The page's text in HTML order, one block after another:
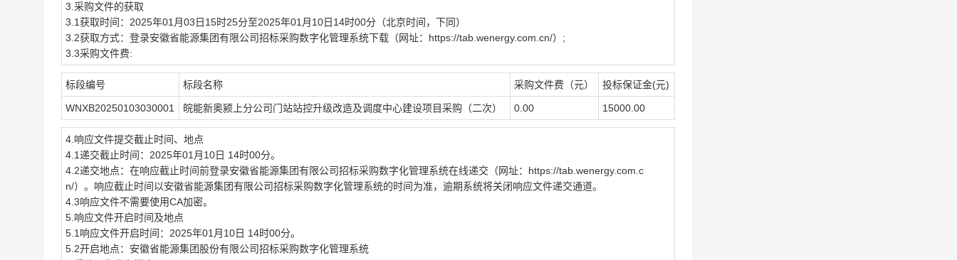
3.采购文件的获取
3.1获取时间：2025年01月03日15时25分至2025年01月10日14时00分（北京时间，下同）
3.2获取方式：登录安徽省能源集团有限公司招标采购数字化管理系统下载（网址：https://tab.wenergy.com.cn/）;
3.3采购文件费:
标段编号 标段名称 采购文件费（元） 投标保证金(元)
WNXB20250103030001 皖能新奥颍上分公司门站站控升级改造及调度中心建设项目采购（二次） 0.00 15000.00
4.响应文件提交截止时间、地点
4.1递交截止时间：2025年01月10日 14时00分。
4.2递交地点：在响应截止时间前登录安徽省能源集团有限公司招标采购数字化管理系统在线递交（网址：https://tab.wenergy.com.c
n/）。响应截止时间以安徽省能源集团有限公司招标采购数字化管理系统的时间为准，逾期系统将关闭响应文件递交通道。
4.3响应文件不需要使用CA加密。
5.响应文件开启时间及地点
5.1响应文件开启时间：2025年01月10日 14时00分。
5.2开启地点：安徽省能源集团股份有限公司招标采购数字化管理系统